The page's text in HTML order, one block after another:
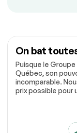
On bat
Puisque le
Québec, son
incomparable.
prix possible pour